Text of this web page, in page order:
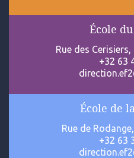
École
Rue des
+32 63
École de
Rue de
+32 63